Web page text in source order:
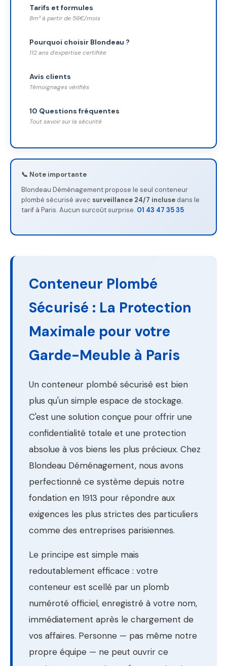
Tarifs et formules
8m³ à partir de 56€/mois
Pourquoi choisir Blondeau ?
112 ans d'expertise certifiée
Avis clients
Témoignages vérifiés
10 Questions fréquentes
Tout savoir sur la sécurité
📞 Note importante
Blondeau Déménagement propose le seul conteneur
plombé sécurisé avec surveillance 24/7 incluse dans le
tarif à Paris. Aucun surcoût surprise. 01 43 47 35 35
Conteneur Plombé
Sécurisé : La Protection
Maximale pour votre
Garde-Meuble à Paris
Un conteneur plombé sécurisé est bien
plus qu'un simple espace de stockage.
C'est une solution conçue pour offrir une
confidentialité totale et une protection
absolue à vos biens les plus précieux. Chez
Blondeau Déménagement, nous avons
perfectionné ce système depuis notre
fondation en 1913 pour répondre aux
exigences les plus strictes des particuliers
comme des entreprises parisiennes.
Le principe est simple mais
redoutablement efficace : votre
conteneur est scellé par un plomb
numéroté officiel, enregistré à votre nom,
immédiatement après le chargement de
vos affaires. Personne — pas même notre
propre équipe — ne peut ouvrir ce